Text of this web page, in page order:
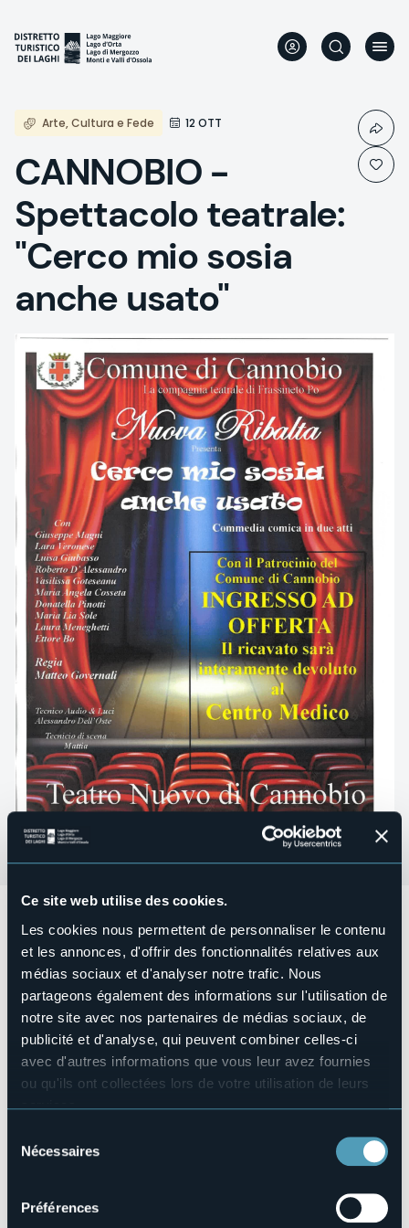
Ce site web utilise des cookies.
Les cookies nous permettent de personnaliser le contenu
et les annonces, d'offrir des fonctionnalités relatives aux
médias sociaux et d'analyser notre trafic. Nous
partageons également des informations sur l'utilisation de
notre site avec nos partenaires de médias sociaux, de
publicité et d'analyse, qui peuvent combiner celles-ci
avec d'autres informations que vous leur avez fournies
ou qu'ils ont collectées lors de votre utilisation de leurs
services.
manière de les gérer et de les supprimer,
cliquez ici
Nécessaires
Préférences
contenu
principal
Arte, Cultura e Fede 12 OTT
CANNOBIO -
Spettacolo teatrale:
"Cerco mio sosia
anche usato"
teatrale"Cerco mio sosia anche usato"della compagnia
teatrale di Frassineto Po. Una commedia in due atti regia
da Matteo Governali.
Il ricavato sarà interamente devoluto al Centro Medico.
Organisateur de l'événement
Città di Cannobio
Lieu de l'événement
Teatro di Cannobio
+39 032371212
info@turismocannobio.it